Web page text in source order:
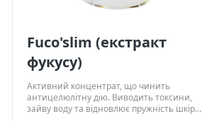
Fuco'slim (екстракт
фукусу)
Активний концентрат, що чинить
антицелюлітну дію. Виводить токсини,
зайву воду та відновлює пружність шкіри.